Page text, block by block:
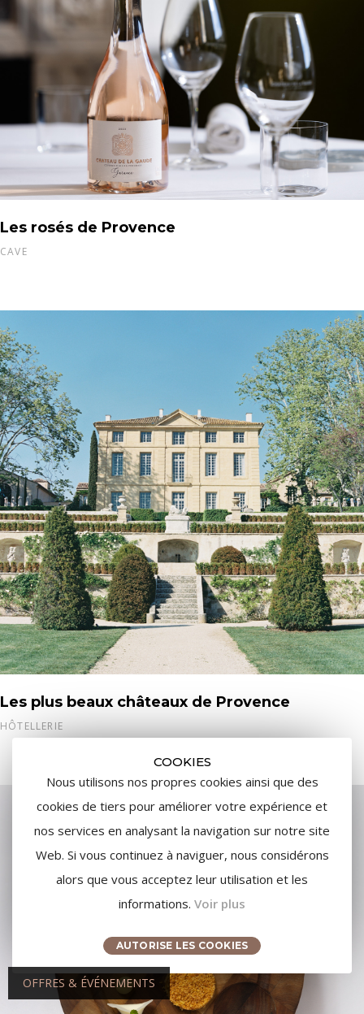
OFFRES & ÉVÉNEMENTS
Les rosés de Provence
CAVE
Les plus beaux châteaux de Provence
HÔTELLERIE
COOKIES
Nous utilisons nos propres cookies ainsi que des
cookies de tiers pour améliorer votre expérience et
nos services en analysant la navigation sur notre site
Web. Si vous continuez à naviguer, nous considérons
alors que vous acceptez leur utilisation et les
informations. Voir plus
AUTORISE LES COOKIES